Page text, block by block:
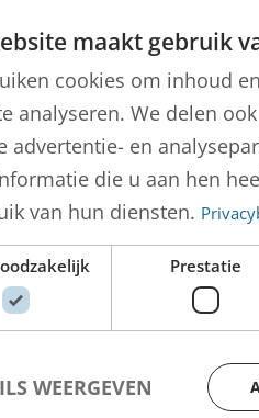
Gude
maakt gebruik
cookies om inhoud
analyseren. We delen
advertentie- en
die u aan hen
van hun diensten.
Prestatie
WEERGEVEN